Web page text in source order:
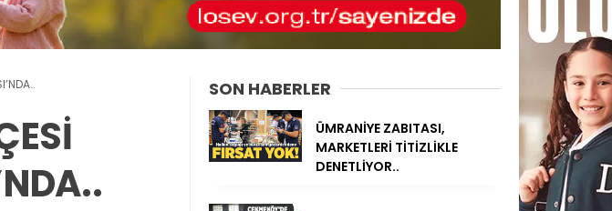
SON HABERLER
ÜMRANİYE ZABITASI,
MARKETLERİ TİTİZLİKLE
DENETLİYOR..